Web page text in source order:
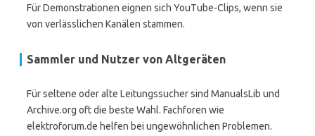
Für Demonstrationen eignen sich YouTube-Clips, wenn sie
von verlässlichen Kanälen stammen.
Sammler und Nutzer von Altgeräten
Für seltene oder alte Leitungssucher sind ManualsLib und
Archive.org oft die beste Wahl. Fachforen wie
elektroforum.de helfen bei ungewöhnlichen Problemen.